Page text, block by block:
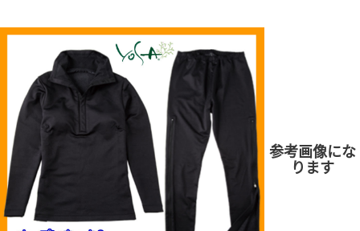
参考画像にな
ります